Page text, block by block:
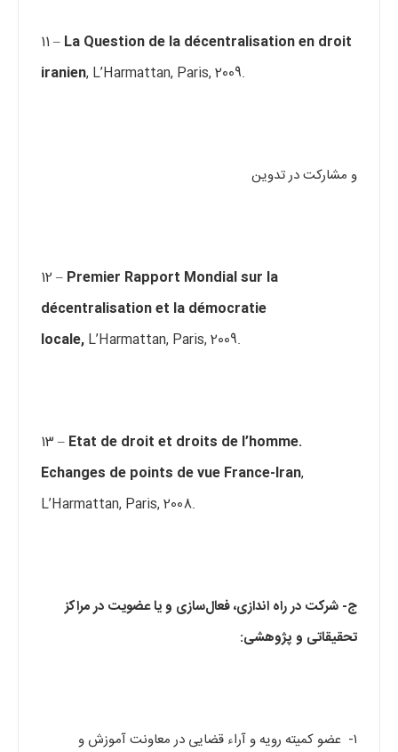
11 – La Question de la décentralisation en droit
iranien, L’Harmattan, Paris, 2009.
و مشارکت در تدوین
12 – Premier Rapport Mondial sur la
décentralisation et la démocratie
locale, L’Harmattan, Paris, 2009.
13 – Etat de droit et droits de l’homme.
Echanges de points de vue France-Iran,
L’Harmattan, Paris, 2008.
ج- شرکت در راه اندازی، فعال‌سازی و یا عضویت در مراکز
تحقیقاتی و پژوهشی:
۱- عضو کمیته رویه و آراء قضایی در معاونت آموزش و